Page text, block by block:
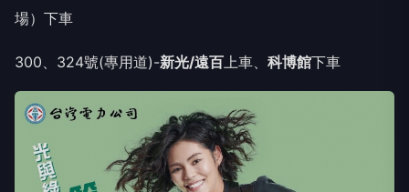
場）下車
300、324號(專用道)-新光/遠百上車、 科博館下車